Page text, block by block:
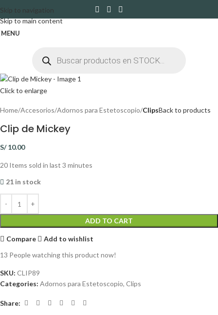
Skip to navigation
Skip to main content
MENU
Click to enlarge
Home Accesorios Adornos para Estetoscopio ClipsBack to products
Clip de Mickey
S/10.00
20 Items sold in last 3 minutes
21 in stock
ADD TO CART
Compare
Add to wishlist
13 People watching this product now!
SKU: CLIP89
Categories: Adornos para Estetoscopio, Clips
Share: